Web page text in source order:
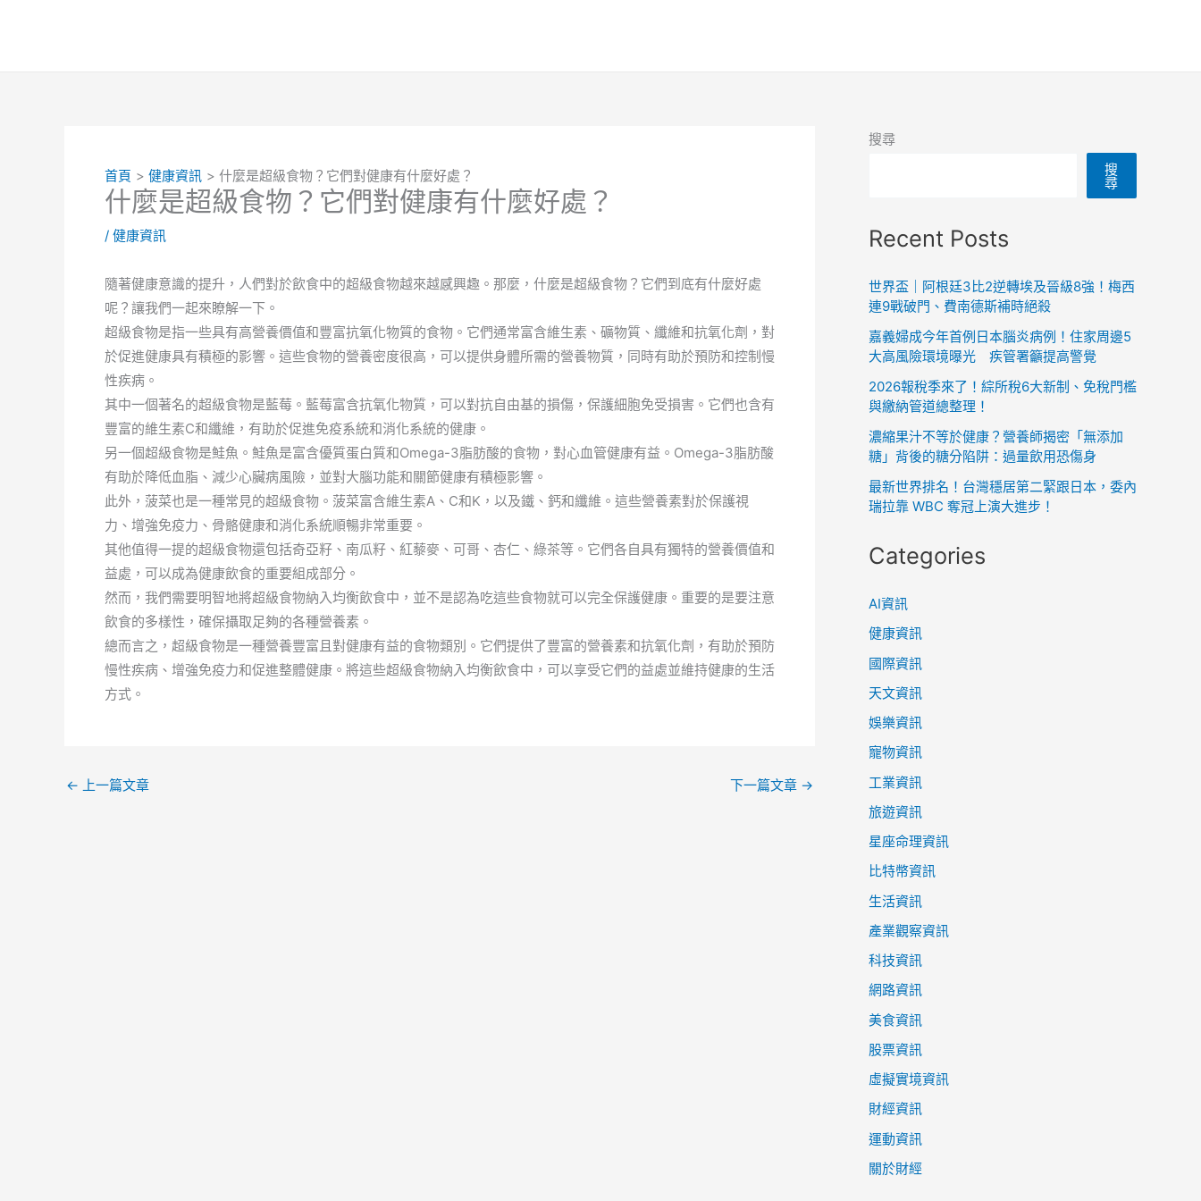
首頁 健康資訊 什麼是超級食物？它們對健康有什麼好處？
什麼是超級食物？它們對健康有什麼好處？
/ 健康資訊
隨著健康意識的提升，人們對於飲食中的超級食物越來越感興趣。那麼，什麼是超級食物？它們到底有什麼好處
呢？讓我們一起來瞭解一下。
超級食物是指一些具有高營養價值和豐富抗氧化物質的食物。它們通常富含維生素、礦物質、纖維和抗氧化劑，對
於促進健康具有積極的影響。這些食物的營養密度很高，可以提供身體所需的營養物質，同時有助於預防和控制慢
性疾病。
其中一個著名的超級食物是藍莓。藍莓富含抗氧化物質，可以對抗自由基的損傷，保護細胞免受損害。它們也含有
豐富的維生素C和纖維，有助於促進免疫系統和消化系統的健康。
另一個超級食物是鮭魚。鮭魚是富含優質蛋白質和Omega-3脂肪酸的食物，對心血管健康有益。Omega-3脂肪酸
有助於降低血脂、減少心臟病風險，並對大腦功能和關節健康有積極影響。
此外，菠菜也是一種常見的超級食物。菠菜富含維生素A、C和K，以及鐵、鈣和纖維。這些營養素對於保護視
力、增強免疫力、骨骼健康和消化系統順暢非常重要。
其他值得一提的超級食物還包括奇亞籽、南瓜籽、紅藜麥、可哥、杏仁、綠茶等。它們各自具有獨特的營養價值和
益處，可以成為健康飲食的重要組成部分。
然而，我們需要明智地將超級食物納入均衡飲食中，並不是認為吃這些食物就可以完全保護健康。重要的是要注意
飲食的多樣性，確保攝取足夠的各種營養素。
總而言之，超級食物是一種營養豐富且對健康有益的食物類別。它們提供了豐富的營養素和抗氧化劑，有助於預防
慢性疾病、增強免疫力和促進整體健康。將這些超級食物納入均衡飲食中，可以享受它們的益處並維持健康的生活
方式。
← 上一篇文章 下一篇文章 →
搜尋
搜
尋
Recent Posts
世界盃｜阿根廷3比2逆轉埃及晉級8強！梅西
連9戰破門、費南德斯補時絕殺
嘉義婦成今年首例日本腦炎病例！住家周邊5
大高風險環境曝光 疾管署籲提高警覺
2026報稅季來了！綜所稅6大新制、免稅門檻
與繳納管道總整理！
濃縮果汁不等於健康？營養師揭密「無添加
糖」背後的糖分陷阱：過量飲用恐傷身
最新世界排名！台灣穩居第二緊跟日本，委內
瑞拉靠 WBC 奪冠上演大進步！
Categories
AI資訊
健康資訊
國際資訊
天文資訊
娛樂資訊
寵物資訊
工業資訊
旅遊資訊
星座命理資訊
比特幣資訊
生活資訊
產業觀察資訊
科技資訊
網路資訊
美食資訊
股票資訊
虛擬實境資訊
財經資訊
運動資訊
關於財經